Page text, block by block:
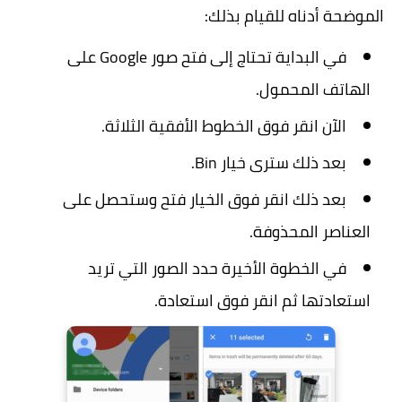
الموضحة أدناه للقيام بذلك:
في البداية تحتاج إلى فتح صور Google على
الهاتف المحمول.
الآن انقر فوق الخطوط الأفقية الثلاثة.
بعد ذلك سترى خيار Bin.
بعد ذلك انقر فوق الخيار فتح وستحصل على
العناصر المحذوفة.
في الخطوة الأخيرة حدد الصور التي تريد
استعادتها ثم انقر فوق استعادة.